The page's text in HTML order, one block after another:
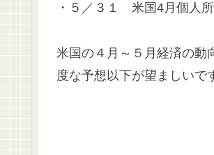
・５／３１ 米国4月個人
米国の４月～５月経済の動
度な予想以下が望ましいで